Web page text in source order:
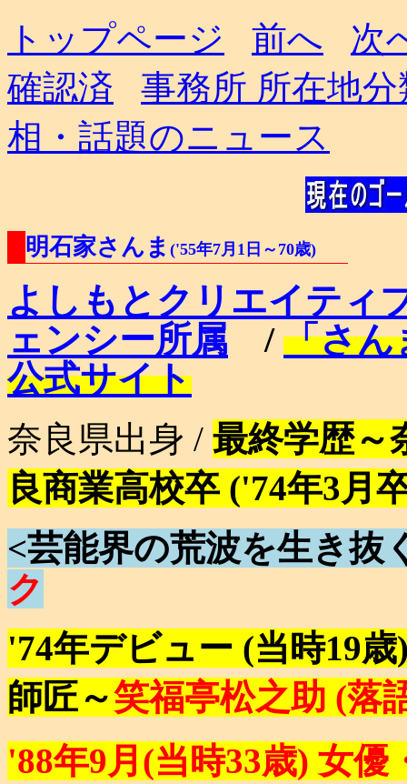
トップページ 前へ
次
確認済
事務所 所在地分
相・話題のニュース
明石家さんま ('55年7月1日～70歳)
よしもとクリエイティ
ェンシー所属 / 「さん
公式サイト
奈良県出身 / 最終学歴～
良商業高校卒 ('74年3月
<芸能界の荒波を生き抜
ク
'74年デビュー (当時19歳
師匠～笑福亭松之助 (落
'88年9月(当時33歳) 女